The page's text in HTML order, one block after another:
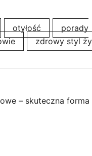
otyłość
porady
zdrowy styl
– skuteczna